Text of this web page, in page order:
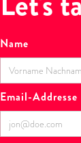
Name
Email-Addresse